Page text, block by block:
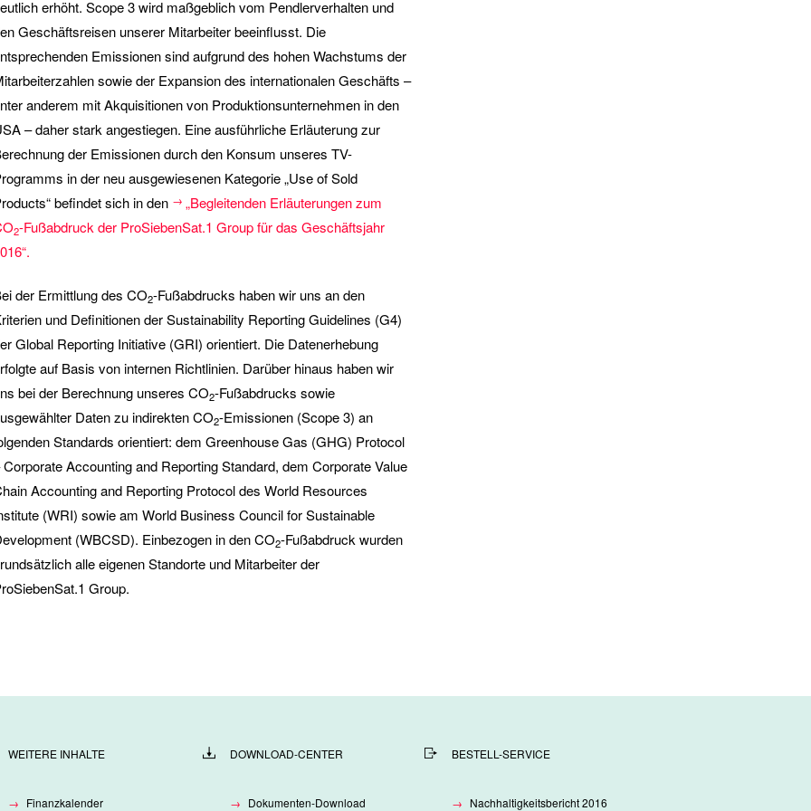
erhöht. Scope 3 wird maßgeblich vom Pendlerverhalten und
Geschäftsreisen unserer Mitarbeiter beeinflusst. Die
Emissionen sind aufgrund des hohen Wachstums der
sowie der Expansion des internationalen Geschäfts –
anderem mit Akquisitionen von Produktionsunternehmen in den
– daher stark angestiegen. Eine ausführliche Erläuterung zur
der Emissionen durch den Konsum unseres TV-
in der neu ausgewiesenen Kategorie „Use of Sold
befindet sich in den
„Begleitenden Erläuterungen zum
2-Fußabdruck der ProSiebenSat.1 Group für das Geschäftsjahr
der Ermittlung des CO2-Fußabdrucks haben wir uns an den
und Definitionen der Sustainability Reporting Guidelines (G4)
Global Reporting Initiative (GRI) orientiert. Die Datenerhebung
auf Basis von internen Richtlinien. Darüber hinaus haben wir
bei der Berechnung unseres CO2-Fußabdrucks sowie
Daten zu indirekten CO2-Emissionen (Scope 3) an
Standards orientiert: dem Greenhouse Gas (GHG) Protocol
Corporate Accounting and Reporting Standard, dem Corporate Value
Accounting and Reporting Protocol des World Resources
(WRI) sowie am World Business Council for Sustainable
(WBCSD). Einbezogen in den CO2-Fußabdruck wurden
alle eigenen Standorte und Mitarbeiter der
Group.
WEITERE INHALTE
Finanzkalender
DOWNLOAD-CENTER
Dokumenten-Download
BESTELL-SERVICE
Nachhaltigkeitsbericht 2016